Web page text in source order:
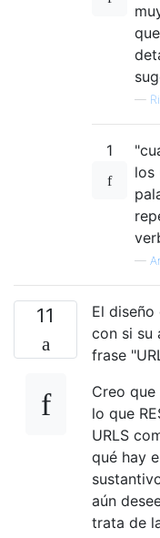
—
1
los
—
11
El diseño
con si su
frase
Creo
lo que
URLS
qué hay
aún
trata de